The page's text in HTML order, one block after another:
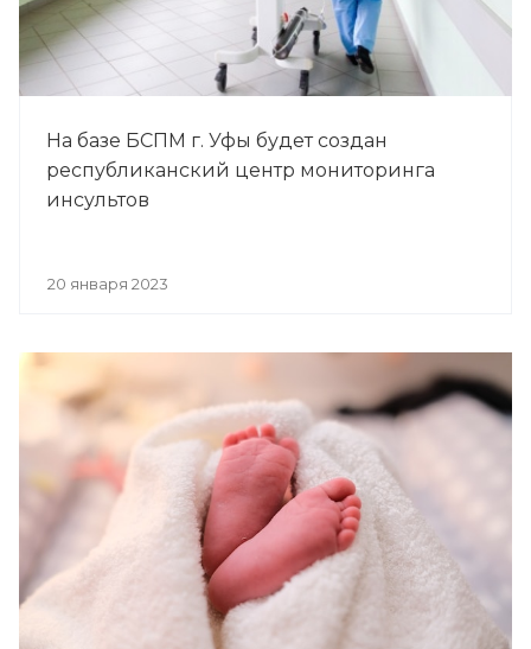
На базе БСПМ г. Уфы будет создан
республиканский центр мониторинга
инсультов
20 января 2023